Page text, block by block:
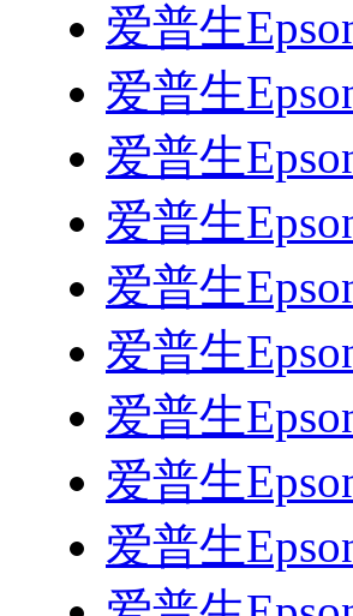
爱普生
爱普生
爱普生
爱普生
爱普生
爱普生
爱普生
爱普生
爱普生